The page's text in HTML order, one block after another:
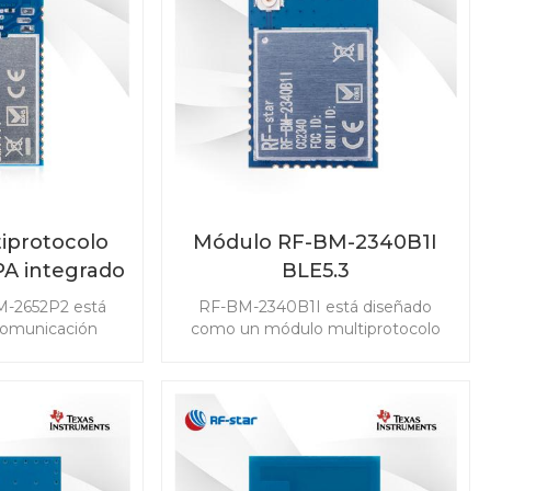
de gestión de
amplia gama de escenarios.
integrado
2652P2 está
5.1 Low
inteligentes
(6LoWPAN) y
Módulo RF-BM-2340B1I
BLE5.3
RF-BM-2340B1I está diseñado
como un módulo multiprotocolo
con Bluetooth 5.3 Low Energy,
ZigBee 3.0, SimpleLinkTM TI 15.4-
stack y sistema propietario.